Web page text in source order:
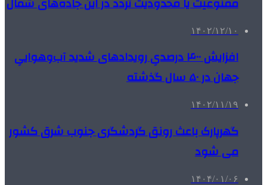
۱۴۰۲/۱۲/۱۰
افزایش ۴۰۰ درصدیِ رویدادهای شدید آب‌وهواییِ
جهان در ۵۰ سال گذشته
۱۴۰۲/۱۱/۱۹
گهرپارک باعث رونق گردشگری جنوب شرق کشور
می شود
۱۴۰۴/۰۱/۰۶